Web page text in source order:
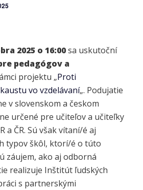
2025 o 16:00sa uskutoční
pedagógov a
projektu „Proti
vo vzdelávaní„. Podujatie
v slovenskom a českom
určené pre učiteľov a učiteľky
a ČR. Sú však vítaní/é aj
typov škôl, ktorí/é o túto
záujem, ako aj odborná
realizuje Inštitút ľudských
s partnerskými